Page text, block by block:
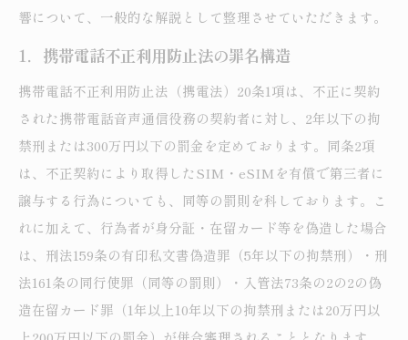
響について、一般的な解説として整理させていただきます。
1．携帯電話不正利用防止法の罪名構造
携帯電話不正利用防止法（携電法）20条1項は、不正に契約
された携帯電話音声通信役務の契約者に対し、2年以下の拘
禁刑または300万円以下の罰金を定めております。同条2項
は、不正契約により取得したSIM・eSIMを有償で第三者に
譲与する行為についても、同等の罰則を科しております。こ
れに加えて、行為者が身分証・在留カード等を偽造した場合
は、刑法159条の有印私文書偽造罪（5年以下の拘禁刑）・刑
法161条の同行使罪（同等の罰則）・入管法73条の2の2の偽
造在留カード罪（1年以上10年以下の拘禁刑または20万円以